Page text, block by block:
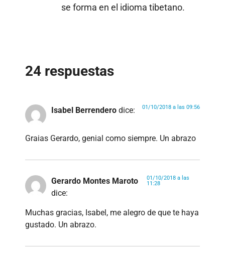
se forma en el idioma tibetano.
24 respuestas
Isabel Berrendero dice: 01/10/2018 a las 09:56
Graias Gerardo, genial como siempre. Un abrazo
Gerardo Montes Maroto
dice:
01/10/2018 a las
11:28
Muchas gracias, Isabel, me alegro de que te haya
gustado. Un abrazo.